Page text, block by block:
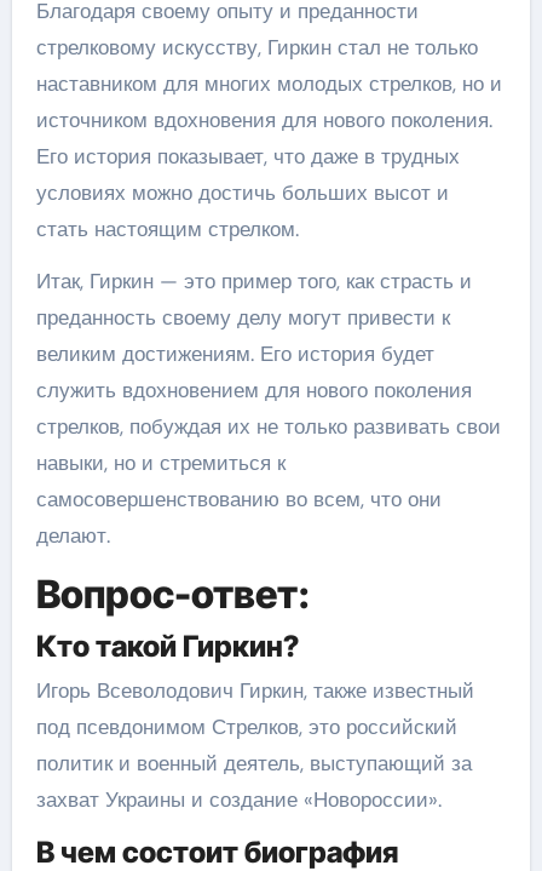
Благодаря своему опыту и преданности
стрелковому искусству, Гиркин стал не только
наставником для многих молодых стрелков, но и
источником вдохновения для нового поколения.
Его история показывает, что даже в трудных
условиях можно достичь больших высот и
стать настоящим стрелком.
Итак, Гиркин — это пример того, как страсть и
преданность своему делу могут привести к
великим достижениям. Его история будет
служить вдохновением для нового поколения
стрелков, побуждая их не только развивать свои
навыки, но и стремиться к
самосовершенствованию во всем, что они
делают.
Вопрос-ответ:
Кто такой Гиркин?
Игорь Всеволодович Гиркин, также известный
под псевдонимом Стрелков, это российский
политик и военный деятель, выступающий за
захват Украины и создание «Новороссии».
В чем состоит биография